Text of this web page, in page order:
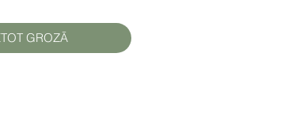
GROZĀ